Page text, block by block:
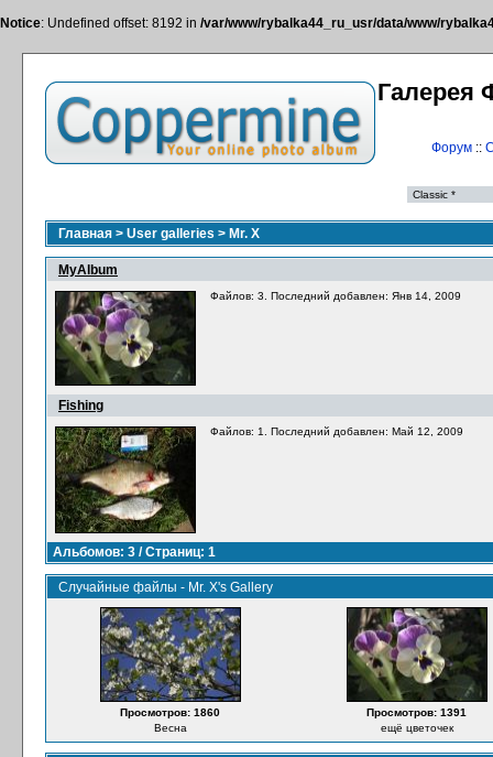
Notice: Undefined offset: 8192 in /var/www/rybalka44_ru_usr/data/www/
Галерея
Форум::
Главная > User galleries > Mr. X
MyAlbum
Файлов: 3. Последний добавлен: Янв 14, 2009
Fishing
Файлов: 1. Последний добавлен: Май 12, 2009
Альбомов: 3 / Страниц: 1
Случайные файлы - Mr. X's Gallery
Просмотров: 1860
Весна
Просмотров: 1391
ещё цветочек